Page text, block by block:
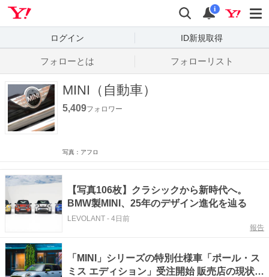
検索
通知
i
ログイン ID新規取得
フォローとは フォローリスト
MINI（自動車）
5,409フォロワー
写真：アフロ
【写真106枚】クラシックから新時代へ。
BMW製MINI、25年のデザイン進化を辿る
LEVOLANT - 4日前
報告
「MINI」シリーズの特別仕様車「ポール・ス
ミス エディション」受注開始 販売店の現状